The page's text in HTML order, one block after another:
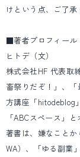
けという点、ご了承
■著者プロフィール
ヒトデ（文）
株式会社HF 代表取
畜祭りだぞ！」、
方講座「hitodeblog
「ABCスペース」
著書は、嫌なこと
WA）、「ゆる副業